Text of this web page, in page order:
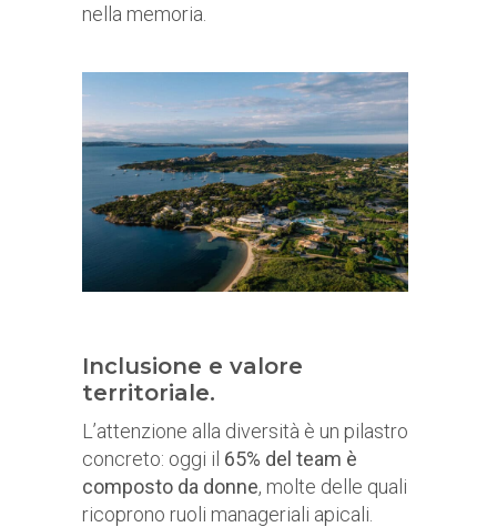
nella memoria.
Inclusione e valore
territoriale.
L’attenzione alla diversità è un pilastro
concreto: oggi il 65% del team è
composto da donne, molte delle quali
ricoprono ruoli manageriali apicali.